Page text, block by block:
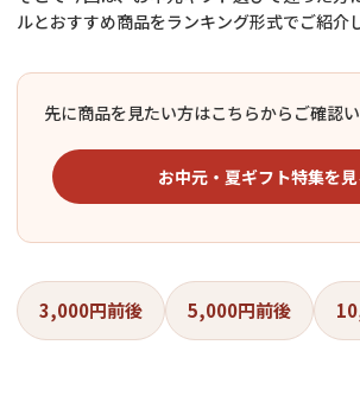
ルとおすすめ商品をランキング形式でご紹介
先に商品を見たい方はこちらからご確認い
お中元・夏ギフト特集を
3,000円前後 5,000円前後